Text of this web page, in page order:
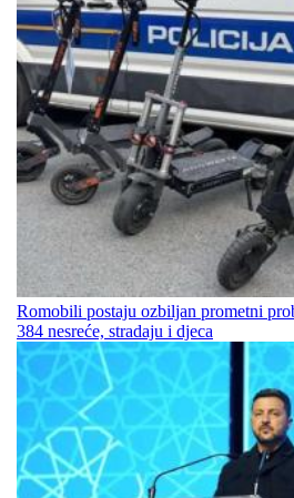
Romobili postaju ozbiljan prometni
384 nesreće, stradaju i djeca